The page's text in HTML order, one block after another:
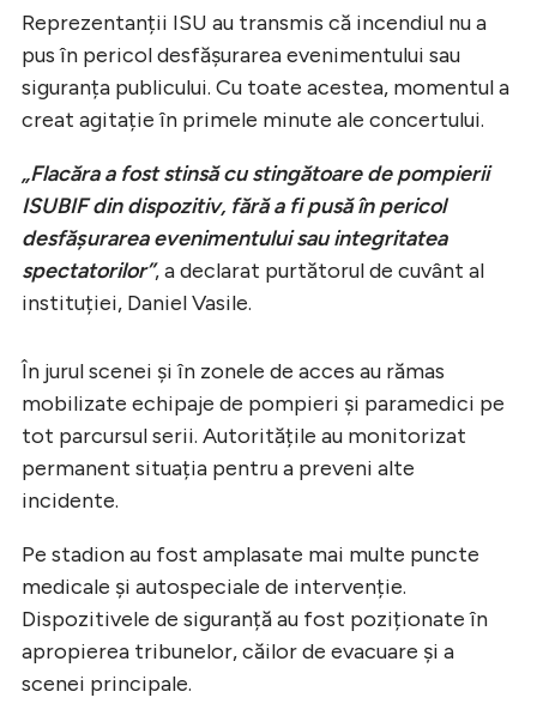
Reprezentanții ISU au transmis că incendiul nu a
pus în pericol desfășurarea evenimentului sau
siguranța publicului. Cu toate acestea, momentul a
creat agitație în primele minute ale concertului.
„Flacăra a fost stinsă cu stingătoare de pompierii
ISUBIF din dispozitiv, fără a fi pusă în pericol
desfășurarea evenimentului sau integritatea
spectatorilor”, a declarat purtătorul de cuvânt al
instituției, Daniel Vasile.
În jurul scenei și în zonele de acces au rămas
mobilizate echipaje de pompieri și paramedici pe
tot parcursul serii. Autoritățile au monitorizat
permanent situația pentru a preveni alte
incidente.
Pe stadion au fost amplasate mai multe puncte
medicale și autospeciale de intervenție.
Dispozitivele de siguranță au fost poziționate în
apropierea tribunelor, căilor de evacuare și a
scenei principale.